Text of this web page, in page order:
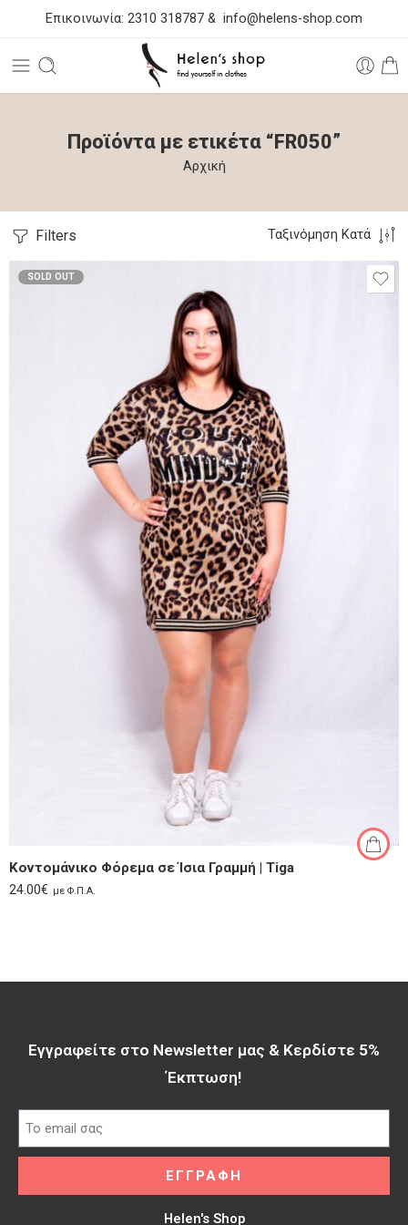
Επικοινωνία: 2310 318787 & info@helens-shop.com
Προϊόντα με ετικέτα “FR050”
Αρχική
Filters Ταξινόμηση Κατά
SOLD OUT
Κοντομάνικο Φόρεμα σε Ίσια Γραμμή | Tiga
24.00€ με Φ.Π.Α.
Εγγραφείτε στο Newsletter μας & Κερδίστε 5%
Έκπτωση!​
ΕΓΓΡΑΦΗ
Helen's Shop